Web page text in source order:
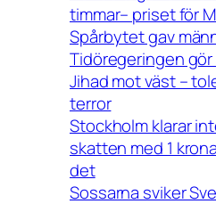
timmar– priset för
Spårbytet gav
Tidöregeringen
Jihad mot väst –
terror
Stockholm klarar
skatten med 1
det
Sossarna sviker